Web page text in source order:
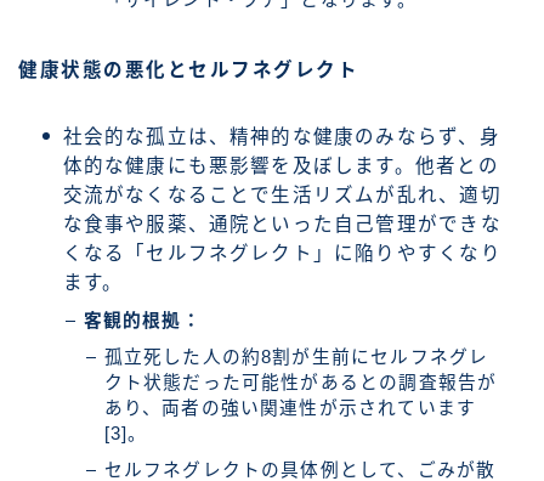
健康状態の悪化とセルフネグレクト
社会的な孤立は、精神的な健康のみならず、身
体的な健康にも悪影響を及ぼします。他者との
交流がなくなることで生活リズムが乱れ、適切
な食事や服薬、通院といった自己管理ができな
くなる「セルフネグレクト」に陥りやすくなり
ます。
客観的根拠：
孤立死した人の約8割が生前にセルフネグレ
クト状態だった可能性があるとの調査報告が
あり、両者の強い関連性が示されています
[3]。
セルフネグレクトの具体例として、ごみが散